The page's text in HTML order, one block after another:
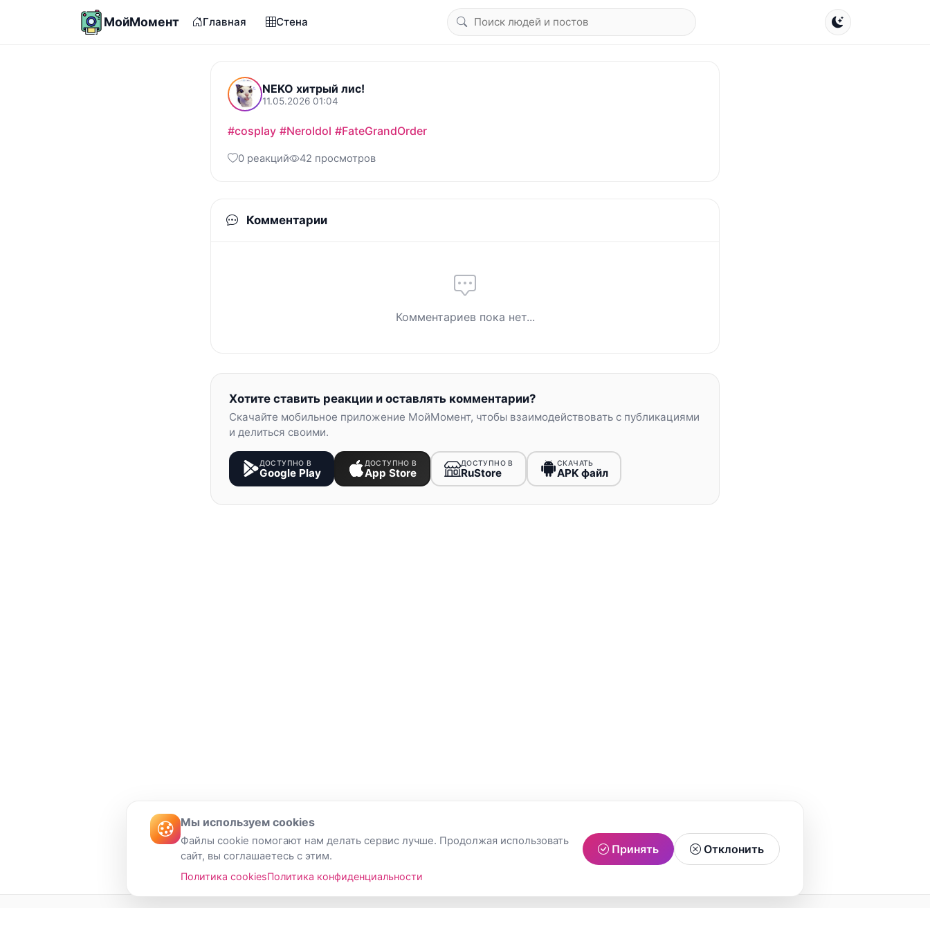
МойМомент Главная Стена
NEKO хитрый лис!
11.05.2026 01:04
#cosplay #NeroIdol #FateGrandOrder
0 реакций 42 просмотров
Комментарии
Комментариев пока нет...
Хотите ставить реакции и оставлять комментарии?
Скачайте мобильное приложение МойМомент, чтобы взаимодействовать с публикациями
и делиться своими.
ДОСТУПНО В
Google Play
ДОСТУПНО В
App Store
ДОСТУПНО В
RuStore
СКАЧАТЬ
APK файл
Мы используем cookies
Файлы cookie помогают нам делать сервис лучше. Продолжая использовать
сайт, вы соглашаетесь с этим.
Политика cookiesПолитика конфиденциальности
Принять Отклонить